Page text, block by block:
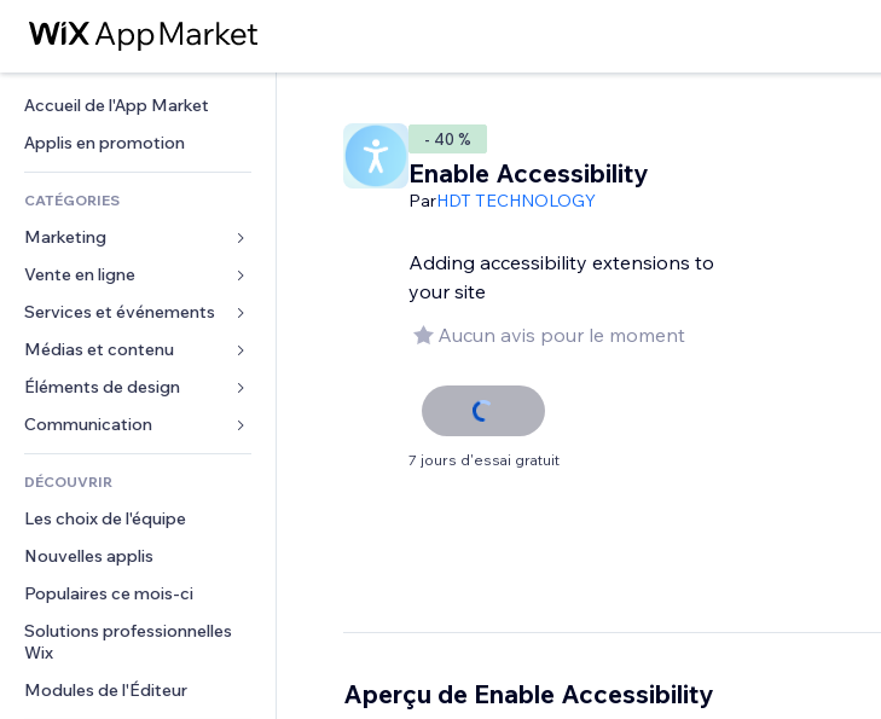
Accueil de l'App Market
Applis en promotion
CATÉGORIES
Marketing
Publicités
Mobile
Données analytiques
Réseaux sociaux
Classement de sites
E-mail
Vente en ligne
Applis pour les boutiques
Expédition et livraison
Boutons Vente
Comptabilité
Coupons et fidélisation
Solutions d'entreposage
Financement participatif
Alimentation et boissons
Services et événements
Hôtels
Événements
Restaurants
Immobilier
Réservations
Médias et contenu
Galerie
Musique
Podcasts
Photographie
Vidéo
PDF
Partage de fichiers
Actualités
Services de contenu
Effets de texte
Éléments de design
Cartes et navigation
Confidentialité
Horloge
Modèles de pages
Effets sur images
Boutons et menus
Bannières et badges
Calculateurs
Rechercher
Formulaires
Sondages
Chat
Commentaires
Téléphone
Communauté
Avis et commentaires
DÉCOUVRIR
Les choix de l'équipe
Nouvelles applis
Populaires ce mois‑ci
Solutions professionnelles
Wix
Modules de l'Éditeur
- 40 %
Enable Accessibility
ParHDT TECHNOLOGY
Adding accessibility extensions to
your site
Aucun avis pour le moment
7 jours d'essai gratuit
Aperçu de Enable Accessibility